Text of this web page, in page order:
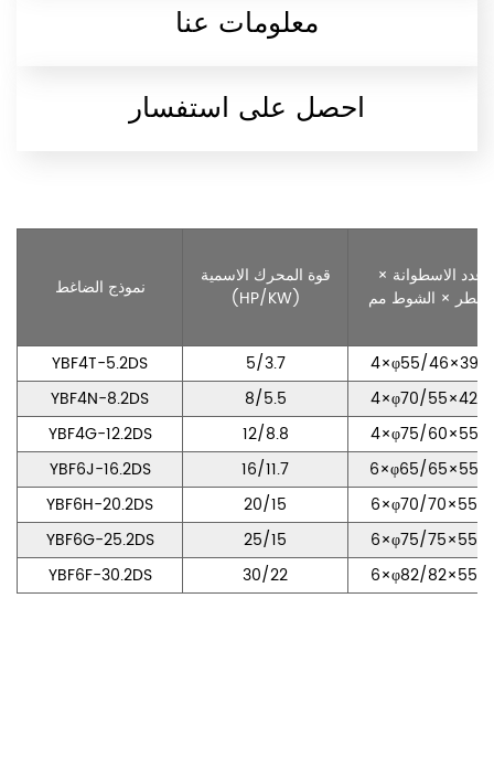
معلومات عنا
احصل على استفسار
نموذج الضاغط
قوة المحرك الاسمية
(HP/KW)
عدد الاسطوانة ×
القطر × الشوط مم
YBF4T-5.2DS 5/3.7
4×φ55/46×39.3
YBF4N-8.2DS
8/5.5
4×φ70/55×42.0
YBF4G-12.2DS
12/8.8
4×φ75/60×55.0
YBF6J-16.2DS
16/11.7
6×φ65/65×55.0
YBF6H-20.2DS
20/15
6×φ70/70×55.0
YBF6G-25.2DS
25/15
6×φ75/75×55.0
YBF6F-30.2DS
30/22 6×φ82/82×55.0